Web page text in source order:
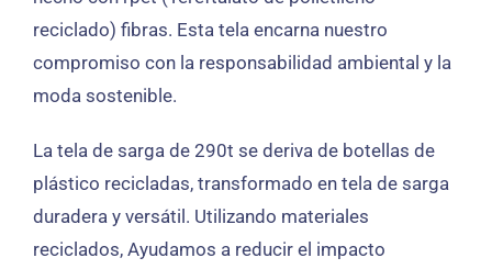
reciclado) fibras. Esta tela encarna nuestro
compromiso con la responsabilidad ambiental y la
moda sostenible.
La tela de sarga de 290t se deriva de botellas de
plástico recicladas, transformado en tela de sarga
duradera y versátil. Utilizando materiales
reciclados, Ayudamos a reducir el impacto